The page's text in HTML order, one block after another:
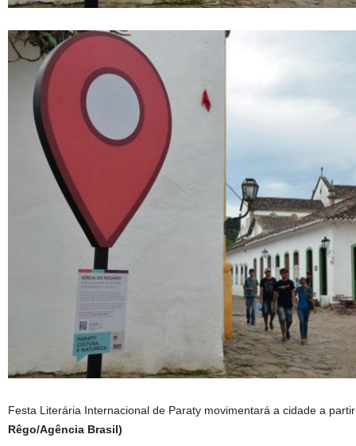
Festa Literária Internacional de Paraty movimentará a cidade a
Rêgo/Agência Brasil)